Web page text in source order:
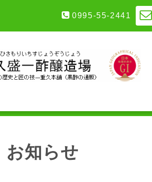
0995-55-2441
お知らせ